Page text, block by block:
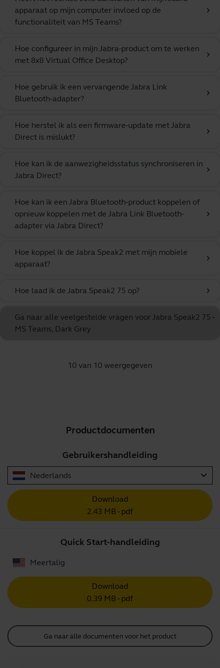
apparaat op mijn computer invloed op de
functionaliteit van MS Teams?
chevron_right
Hoe configureer in mijn Jabra-product om te werken
met 8x8 Virtual Office Desktop?
chevron_right
Hoe gebruik ik een vervangende Jabra Link
Bluetooth-adapter?
chevron_right
Hoe herstel ik als een firmware-update met Jabra
Direct is mislukt?
chevron_right
Hoe kan ik de aanwezigheidsstatus synchroniseren in
Jabra Direct?
chevron_right
Hoe kan ik een Jabra Bluetooth-product koppelen of
opnieuw koppelen met de Jabra Link Bluetooth-
adapter via Jabra Direct?
chevron_right
Hoe koppel ik de Jabra Speak2 met mijn mobiele
apparaat?
chevron_right
Hoe laad ik de Jabra Speak2 75 op? chevron_right
Ga naar alle veelgestelde vragen voor Jabra Speak2 75 -
MS Teams, Dark Grey
10 van 10 weergegeven
Productdocumenten
Gebruikershandleiding
Nederlands expand_more
Download
2.43 MB - pdf
Quick Start-handleiding
Meertalig
Download
0.39 MB - pdf
Ga naar alle documenten voor het product